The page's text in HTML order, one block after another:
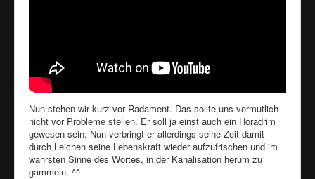
Nun stehen wir kurz vor Radament. Das sollte uns vermutlich
nicht vor Probleme stellen. Er soll ja einst auch ein Horadrim
gewesen sein. Nun verbringt er allerdings seine Zeit damit
durch Leichen seine Lebenskraft wieder aufzufrischen und im
wahrsten Sinne des Wortes, in der Kanalisation herum zu
gammeln. ^^